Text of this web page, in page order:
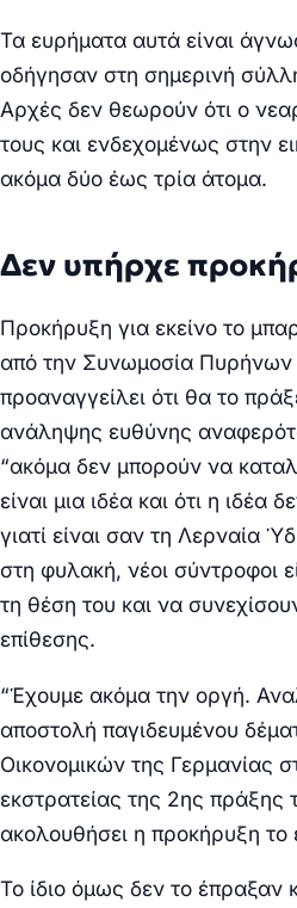
Τα ευρήματα αυτά είναι
οδήγησαν στη σημερινή
Αρχές δεν θεωρούν ότι ο
τους και ενδεχομένως στην
ακόμα δύο έως τρία άτομα.
Δεν υπήρχε
Προκήρυξη για εκείνο το
από την Συνωμοσία Πυρήνων
προαναγγείλει ότι θα το
ανάληψης ευθύνης
“ακόμα δεν μπορούν να
είναι μια ιδέα και ότι η ιδέα
γιατί είναι σαν τη Λερναία
στη φυλακή, νέοι σύντροφοι
τη θέση του και να
επίθεσης.
“Έχουμε ακόμα την οργή.
αποστολή παγιδευμένου
Οικονομικών της Γερμανίας
εκστρατείας της 2ης πράξης
ακολουθήσει η προκήρυξη το
Το ίδιο όμως δεν το έπραξαν